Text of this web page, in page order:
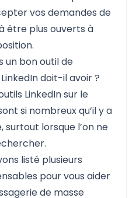
vos demandes de
être plus ouverts à
un bon outil de
doit-il avoir ?
LinkedIn sur le
si nombreux qu’il y a
surtout lorsque l’on ne
listé plusieurs
pour vous aider
de masse